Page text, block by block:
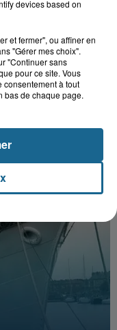
devices based on
et fermer", ou affiner en
"Gérer mes choix".
"Continuer sans
pour ce site. Vous
consentement à tout
bas de chaque page.